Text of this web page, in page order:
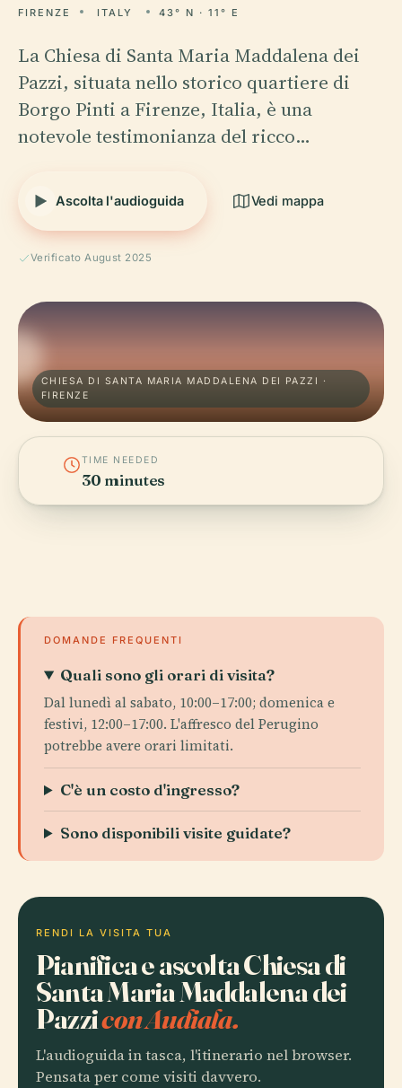
FIRENZE ITALY 43° N · 11° E
La Chiesa di Santa Maria Maddalena dei
Pazzi, situata nello storico quartiere di
Borgo Pinti a Firenze, Italia, è una
notevole testimonianza del ricco…
Ascolta l'audioguida Vedi mappa
Verificato August 2025
CHIESA DI SANTA MARIA MADDALENA DEI PAZZI ·
FIRENZE
TIME NEEDED
30 minutes
DOMANDE FREQUENTI
Quali sono gli orari di visita?
Dal lunedì al sabato, 10:00–17:00; domenica e
festivi, 12:00–17:00. L'affresco del Perugino
potrebbe avere orari limitati.
C'è un costo d'ingresso?
Sono disponibili visite guidate?
RENDI LA VISITA TUA
Pianifica e ascolta Chiesa di
Santa Maria Maddalena dei
Pazzicon Audiala.
L'audioguida in tasca, l'itinerario nel browser.
Pensata per come visiti davvero.